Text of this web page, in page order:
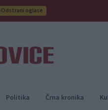
Odstrani oglase
Politika Črna kronika